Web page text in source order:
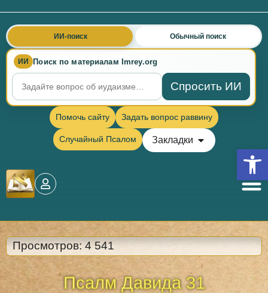
ИИ Поиск по материалам Imrey.org
Спросить ИИ
ИИ-поиск Обычный поиск
Помочь сайту Задать вопрос раввину
Случайный Псалом Закладки
Просмотров: 4 541
Псалм Давида 31